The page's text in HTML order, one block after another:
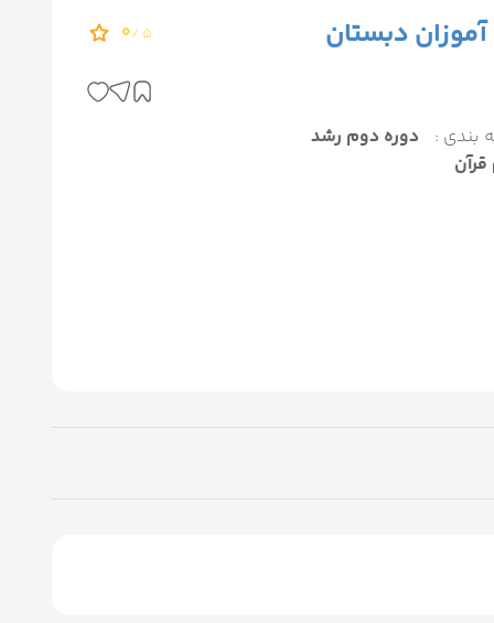
دبستان 5 /
0
بندی :
دوره دوم رشد